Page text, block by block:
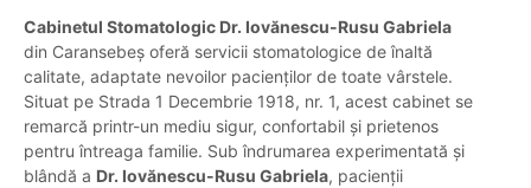
Cabinetul Stomatologic Dr. Iovănescu-Rusu Gabriela
din Caransebeș oferă servicii stomatologice de înaltă
calitate, adaptate nevoilor pacienților de toate vârstele.
Situat pe Strada 1 Decembrie 1918, nr. 1, acest cabinet se
remarcă printr-un mediu sigur, confortabil și prietenos
pentru întreaga familie. Sub îndrumarea experimentată și
blândă a Dr. Iovănescu-Rusu Gabriela, pacienții